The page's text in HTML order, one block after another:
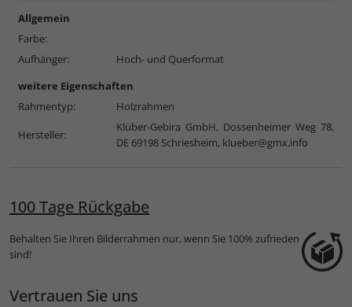
Allgemein
Farbe:
Aufhänger:
Hoch- und Querformat
weitere Eigenschaften
Rahmentyp:
Holzrahmen
Hersteller:
Klüber-Gebira GmbH, Dossenheimer Weg 78,
DE 69198 Schriesheim, klueber@gmx.info
100 Tage Rückgabe
Behalten Sie Ihren Bilderrahmen nur, wenn Sie 100% zufrieden
sind!
Vertrauen Sie uns